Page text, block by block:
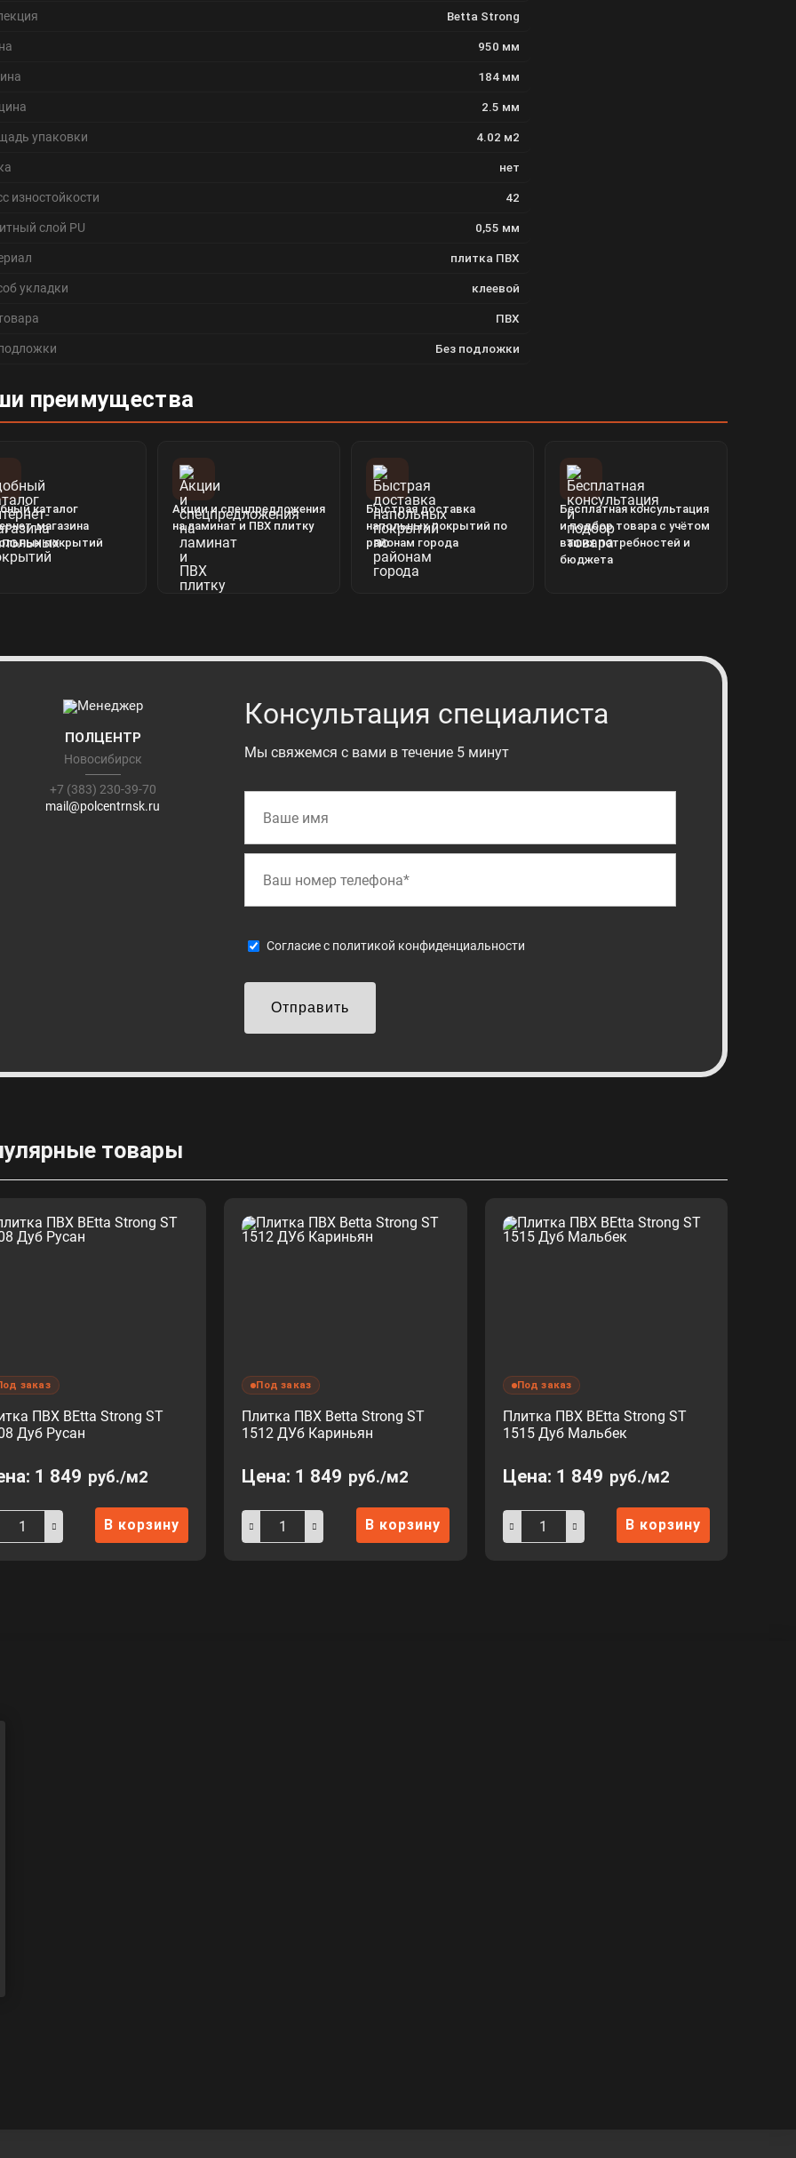
Betta Strong
950 мм
184 мм
2.5 мм
упаковки 4.02 м2
нет
изностойкости 42
слой PU 0,55 мм
плитка ПВХ
укладки клеевой
ПВХ
Без подложки
преимущества
каталог
магазина
покрытий
Акции и спецпредложения
на ламинат и ПВХ плитку
Быстрая доставка
напольных покрытий по
районам города
Бесплатная консультация
и подбор товара с учётом
ваших потребностей и
бюджета
ПОЛЦЕНТР
Новосибирск
+7 (383) 230-39-70
mail@polcentrnsk.ru
Консультация специалиста
Мы свяжемся с вами в течение 5 минут
Cогласие с политикой конфиденциальности
Отправить
товары
заказ
ПВХ BEtta Strong ST
Дуб Русан
1 849 руб./м2
В корзину
Под заказ
Плитка ПВХ Betta Strong ST
1512 ДУб Кариньян
Цена: 1 849 руб./м2
В корзину
Под заказ
Плитка ПВХ BEtta Strong ST
1515 Дуб Мальбек
Цена: 1 849 руб./м2
В корзину